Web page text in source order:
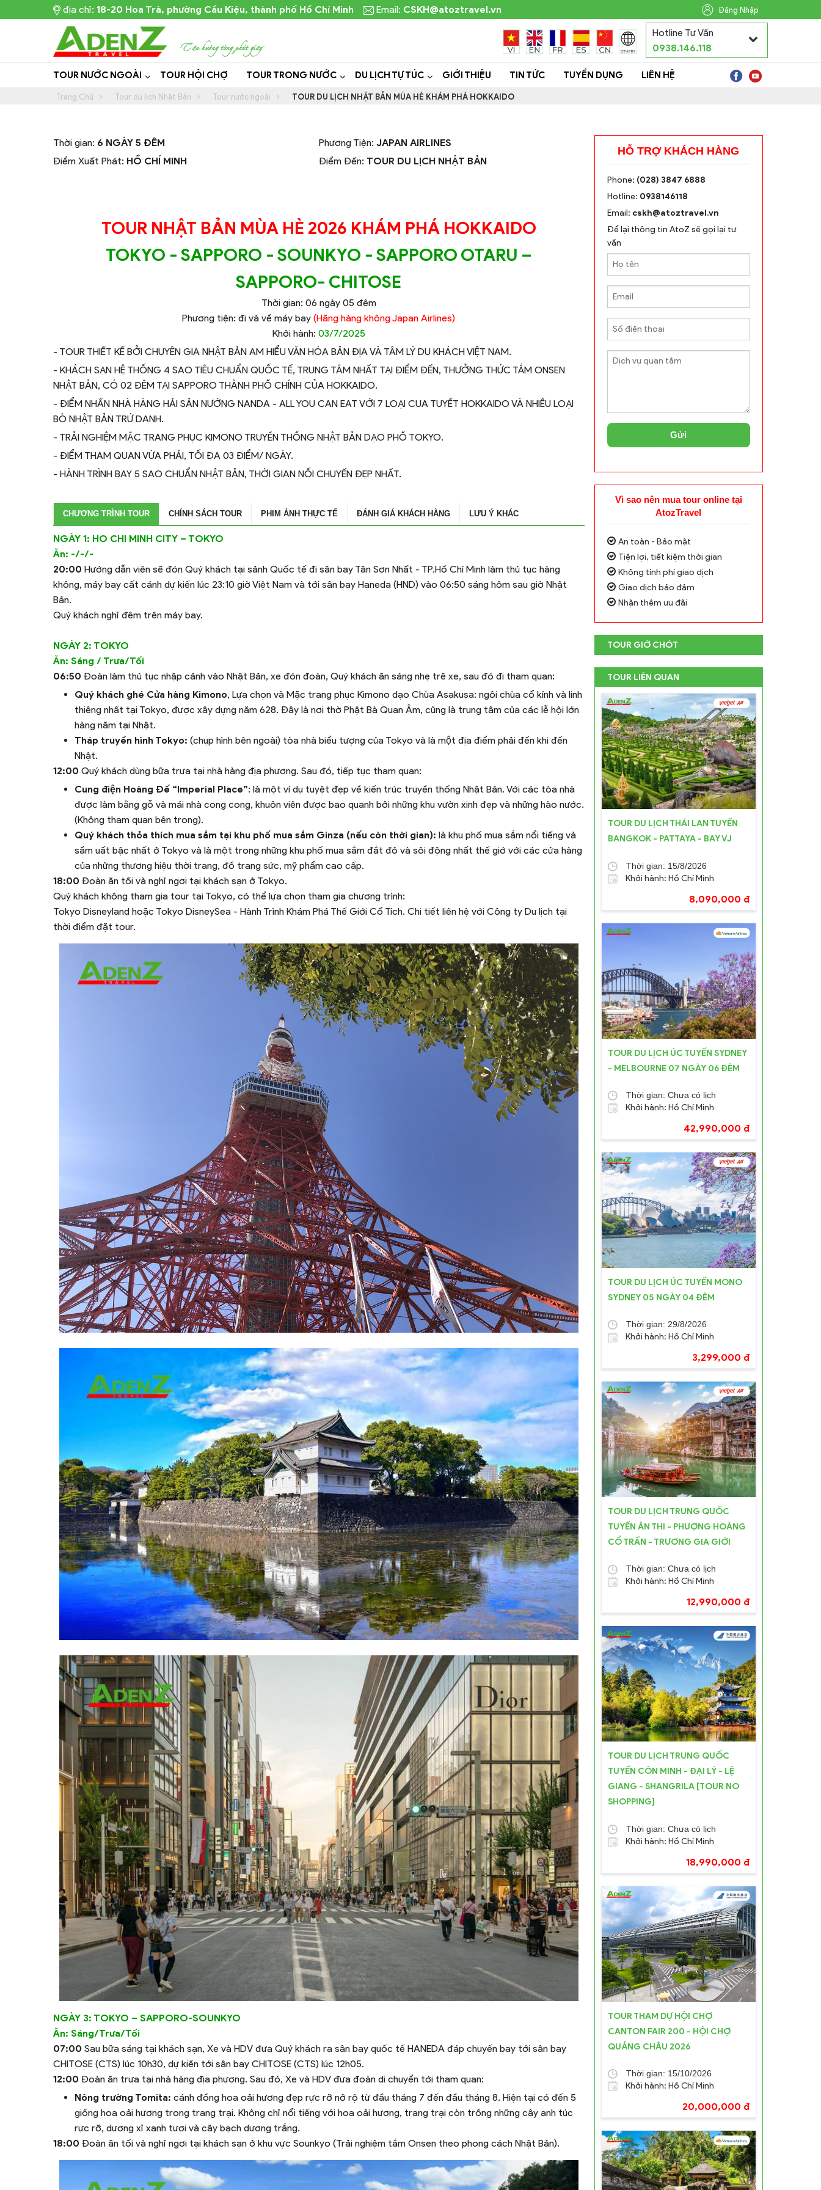
địa chỉ: 18-20 Hoa Trà, phường Cầu Kiệu, thành phố Hồ Chí Minh Email: CSKH@atoztravel.vn Đăng Nhập
Hotline Tư Vấn
0938.146.118
TOUR NƯỚC NGOÀI TOUR HỘI CHỢ TOUR TRONG NƯỚC DU LỊCH TỰ TÚC GIỚI THIỆU TIN TỨC TUYỂN DỤNG LIÊN HỆ
Trang Chủ Tour du lịch Nhật Bản Tour nước ngoài TOUR DU LỊCH NHẬT BẢN MÙA HÈ KHÁM PHÁ HOKKAIDO
Thời gian: 6 NGÀY 5 ĐÊM
Điểm Xuất Phát: HỒ CHÍ MINH
Phương Tiện: JAPAN AIRLINES
Điểm Đến: TOUR DU LỊCH NHẬT BẢN
TOUR NHẬT BẢN MÙA HÈ 2026 KHÁM PHÁ HOKKAIDO
TOKYO - SAPPORO - SOUNKYO - SAPPORO OTARU –
SAPPORO- CHITOSE
Thời gian: 06 ngày 05 đêm
Phương tiện: đi và về máy bay (Hãng hàng không Japan Airlines)
Khởi hành: 03/7/2025
- TOUR THIẾT KẾ BỞI CHUYÊN GIA NHẬT BẢN AM HIỂU VĂN HÓA BẢN ĐỊA VÀ TÂM LÝ DU KHÁCH VIỆT NAM.
- KHÁCH SẠN HỆ THỐNG 4 SAO TIÊU CHUẨN QUỐC TẾ, TRUNG TÂM NHẤT TẠI ĐIỂM ĐẾN, THƯỞNG THỨC TẮM ONSEN
NHẬT BẢN, CÓ 02 ĐÊM TẠI SAPPORO THÀNH PHỐ CHÍNH CỦA HOKKAIDO.
- ĐIỂM NHẤN NHÀ HÀNG HẢI SẢN NƯỚNG NANDA - ALL YOU CAN EAT VỚI 7 LOẠI CUA TUYẾT HOKKAIDO VÀ NHIỀU LOẠI
BÒ NHẬT BẢN TRỨ DANH.
- TRẢI NGHIỆM MẶC TRANG PHỤC KIMONO TRUYỀN THỐNG NHẬT BẢN DẠO PHỐ TOKYO.
- ĐIỂM THAM QUAN VỪA PHẢI, TỐI ĐA 03 ĐIỂM/ NGÀY.
- HÀNH TRÌNH BAY 5 SAO CHUẨN NHẬT BẢN, THỜI GIAN NỐI CHUYẾN ĐẸP NHẤT.
CHƯƠNG TRÌNH TOUR CHÍNH SÁCH TOUR PHIM ẢNH THỰC TẾ ĐÁNH GIÁ KHÁCH HÀNG LƯU Ý KHÁC
NGÀY 1: HO CHI MINH CITY – TOKYO
Ăn: -/-/-
20:00 Hướng dẫn viên sẽ đón Quý khách tại sảnh Quốc tế đi sân bay Tân Sơn Nhất - TP.Hồ Chí Minh làm thủ tục hàng
không, máy bay cất cánh dự kiến lúc 23:10 giờ Việt Nam và tới sân bay Haneda (HND) vào 06:50 sáng hôm sau giờ Nhật
Bản.
Quý khách nghỉ đêm trên máy bay.
NGÀY 2: TOKYO
Ăn: Sáng / Trưa/Tối
06:50 Đoàn làm thủ tục nhập cảnh vào Nhật Bản, xe đón đoàn, Quý khách ăn sáng nhẹ trê xe, sau đó đi tham quan:
Quý khách ghé Cửa hàng Kimono, Lựa chọn và Mặc trang phục Kimono dạo Chùa Asakusa: ngôi chùa cổ kính và linh
thiêng nhất tại Tokyo, được xây dựng năm 628. Đây là nơi thờ Phật Bà Quan Âm, cũng là trung tâm của các lễ hội lớn
hàng năm tại Nhật.
Tháp truyền hình Tokyo: (chụp hình bên ngoài) tòa nhà biểu tượng của Tokyo và là một địa điểm phải đến khi đến
Nhật.
12:00 Quý khách dùng bữa trưa tại nhà hàng địa phương. Sau đó, tiếp tục tham quan:
Cung điện Hoàng Đế “Imperial Place”: là một ví dụ tuyệt đẹp về kiến trúc truyền thống Nhật Bản. Với các tòa nhà
được làm bằng gỗ và mái nhà cong cong, khuôn viên được bao quanh bởi những khu vườn xinh đẹp và những hào nước.
(Không tham quan bên trong).
Quý khách thỏa thích mua sắm tại khu phố mua sắm Ginza (nếu còn thời gian):là khu phố mua sắm nổi tiếng và
sầm uất bậc nhất ở Tokyo và là một trong những khu phố mua sắm đắt đỏ và sôi động nhất thế giớ với các cửa hàng
của những thương hiệu thời trang, đồ trang sức, mỹ phẩm cao cấp.
18:00 Đoàn ăn tối và nghỉ ngơi tại khách sạn ở Tokyo.
Quý khách không tham gia tour tại Tokyo, có thể lựa chọn tham gia chương trình:
Tokyo Disneyland hoặc Tokyo DisneySea - Hành Trình Khám Phá Thế Giới Cổ Tích. Chi tiết liên hệ với Công ty Du lịch tại
thời điểm đặt tour.
NGÀY 3: TOKYO – SAPPORO-SOUNKYO
Ăn: Sáng/Trưa/Tối
07:00 Sau bữa sáng tại khách sạn, Xe và HDV đưa Quý khách ra sân bay quốc tế HANEDA đáp chuyến bay tới sân bay
CHITOSE (CTS) lúc 10h30, dự kiến tới sân bay CHITOSE (CTS) lúc 12h05.
12:00 Đoàn ăn trưa tại nhà hàng địa phương. Sau đó, Xe và HDV đưa đoàn di chuyển tới tham quan:
Nông trường Tomita: cánh đồng hoa oải hương đẹp rực rỡ nở rộ từ đầu tháng 7 đến đầu tháng 8. Hiện tại có đến 5
giống hoa oải hương trong trang trại. Không chỉ nổi tiếng với hoa oải hương, trang trại còn trồng những cây anh túc
rực rỡ, dương xỉ xanh tươi và cây bạch dương trắng.
18:00 Đoàn ăn tối và nghỉ ngơi tại khách sạn ở khu vực Sounkyo (Trải nghiệm tắm Onsen theo phong cách Nhật Bản).
HỖ TRỢ KHÁCH HÀNG
Phone: (028) 3847 6888
Hotline: 0938146118
Email: cskh@atoztravel.vn
Để lại thông tin AtoZ sẽ gọi lại tư
vấn
Gửi
Vì sao nên mua tour online tại
AtozTravel
An toàn - Bảo mật
Tiện lợi, tiết kiệm thời gian
Không tính phí giao dịch
Giao dịch bảo đảm
Nhận thêm ưu đãi
TOUR GIỜ CHÓT
TOUR LIÊN QUAN
TOUR DU LỊCH THÁI LAN TUYẾN
BANGKOK - PATTAYA - BAY VJ
Thời gian: 15/8/2026
Khởi hành: Hồ Chí Minh
8,090,000 đ
TOUR DU LỊCH ÚC TUYẾN SYDNEY
- MELBOURNE 07 NGÀY 06 ĐÊM
Thời gian: Chưa có lịch
Khởi hành: Hồ Chí Minh
42,990,000 đ
TOUR DU LỊCH ÚC TUYẾN MONO
SYDNEY 05 NGÀY 04 ĐÊM
Thời gian: 29/8/2026
Khởi hành: Hồ Chí Minh
3,299,000 đ
TOUR DU LỊCH TRUNG QUỐC
TUYẾN ÂN THI - PHƯỢNG HOÀNG
CỔ TRẤN - TRƯƠNG GIA GIỚI
Thời gian: Chưa có lịch
Khởi hành: Hồ Chí Minh
12,990,000 đ
TOUR DU LỊCH TRUNG QUỐC
TUYẾN CÔN MINH - ĐẠI LÝ - LỆ
GIANG - SHANGRILA [TOUR NO
SHOPPING]
Thời gian: Chưa có lịch
Khởi hành: Hồ Chí Minh
18,990,000 đ
TOUR THAM DỰ HỘI CHỢ
CANTON FAIR 200 - HỘI CHỢ
QUẢNG CHÂU 2026
Thời gian: 15/10/2026
Khởi hành: Hồ Chí Minh
20,000,000 đ